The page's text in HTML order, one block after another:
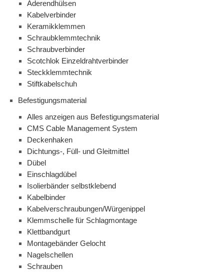
Aderendhülsen
Kabelverbinder
Keramikklemmen
Schraubklemmtechnik
Schraubverbinder
Scotchlok Einzeldrahtverbinder
Steckklemmtechnik
Stiftkabelschuh
Befestigungsmaterial
Alles anzeigen aus Befestigungsmaterial
CMS Cable Management System
Deckenhaken
Dichtungs-, Füll- und Gleitmittel
Dübel
Einschlagdübel
Isolierbänder selbstklebend
Kabelbinder
Kabelverschraubungen/Würgenippel
Klemmschelle für Schlagmontage
Klettbandgurt
Montagebänder Gelocht
Nagelschellen
Schrauben